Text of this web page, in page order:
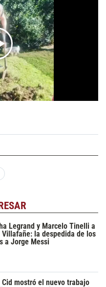
Legrand y Marcelo Tinelli a
Villafañe: la despedida de los
a Jorge Messi
Cid mostró el nuevo trabajo